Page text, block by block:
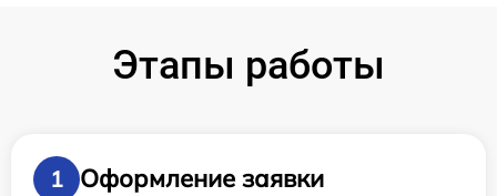
Этапы работы
1
Оформление заявки